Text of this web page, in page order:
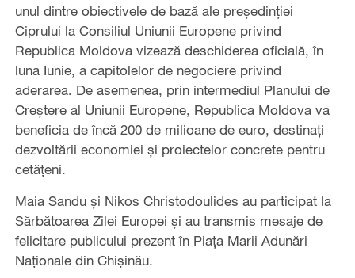
unul dintre obiectivele de bază ale președinției
Ciprului la Consiliul Uniunii Europene privind
Republica Moldova vizează deschiderea oficială, în
luna Iunie, a capitolelor de negociere privind
aderarea. De asemenea, prin intermediul Planului de
Creștere al Uniunii Europene, Republica Moldova va
beneficia de încă 200 de milioane de euro, destinați
dezvoltării economiei și proiectelor concrete pentru
cetățeni.
Maia Sandu și Nikos Christodoulides au participat la
Sărbătoarea Zilei Europei și au transmis mesaje de
felicitare publicului prezent în Piața Marii Adunări
Naționale din Chișinău.